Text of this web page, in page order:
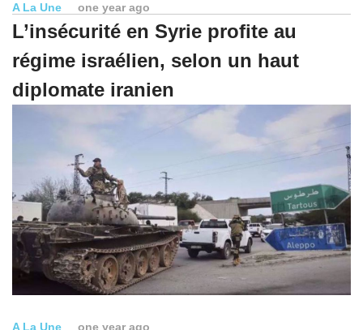
A La Une one year ago
L’insécurité en Syrie profite au
régime israélien, selon un haut
diplomate iranien
A La Une one year ago